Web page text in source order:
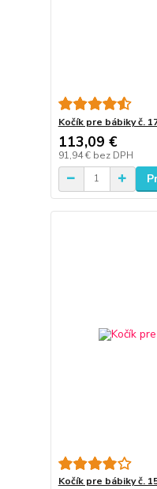
Kočík pre bábiky č.
113,09 €
91,94 € bez DPH
Kočík pre bábiky č.